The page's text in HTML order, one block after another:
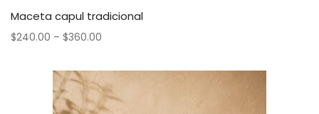
Maceta capul tradicional
$240.00 – $360.00